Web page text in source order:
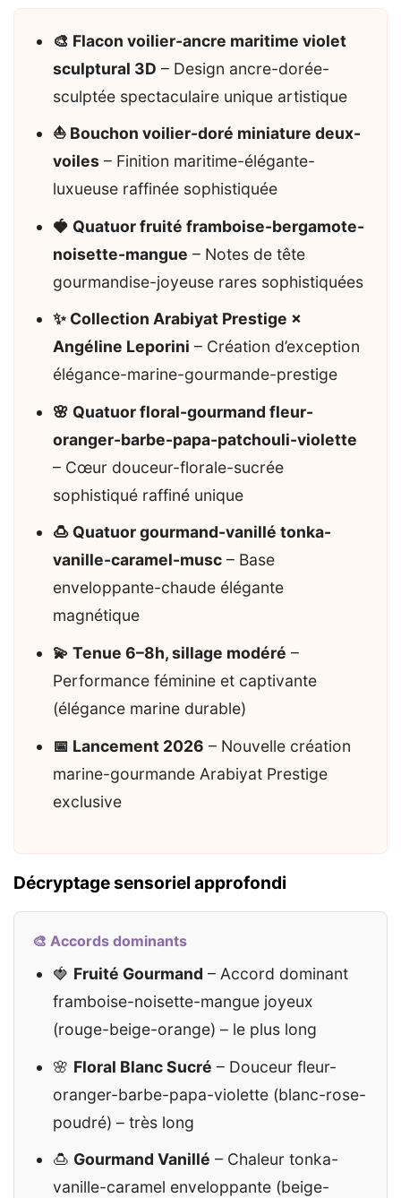
🎨 Flacon voilier-ancre maritime violet
sculptural 3D – Design ancre-dorée-
sculptée spectaculaire unique artistique
⛵ Bouchon voilier-doré miniature deux-
voiles– Finition maritime-élégante-
luxueuse raffinée sophistiquée
🍓 Quatuor fruité framboise-bergamote-
noisette-mangue – Notes de tête
gourmandise-joyeuse rares sophistiquées
✨ Collection Arabiyat Prestige ×
Angéline Leporini – Création d’exception
élégance-marine-gourmande-prestige
🌸 Quatuor floral-gourmand fleur-
oranger-barbe-papa-patchouli-violette
– Cœur douceur-florale-sucrée
sophistiqué raffiné unique
🍮 Quatuor gourmand-vanillé tonka-
vanille-caramel-musc– Base
enveloppante-chaude élégante
magnétique
💫 Tenue 6–8h, sillage modéré –
Performance féminine et captivante
(élégance marine durable)
📅 Lancement 2026 – Nouvelle création
marine-gourmande Arabiyat Prestige
exclusive
Décryptage sensoriel approfondi
🎨 Accords dominants
🍓 Fruité Gourmand – Accord dominant
framboise-noisette-mangue joyeux
(rouge-beige-orange) – le plus long
🌸 Floral Blanc Sucré – Douceur fleur-
oranger-barbe-papa-violette (blanc-rose-
poudré) – très long
🍮 Gourmand Vanillé – Chaleur tonka-
vanille-caramel enveloppante (beige-